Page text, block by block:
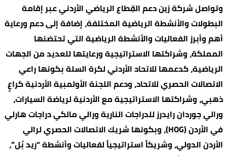
وتواصل شركة زين دعم القِطاع الرياضي الأردني عبر إقامة
البطولات والأنشطة الرياضية المختلفة، إضافة إلى دعم ورعاية
أهم وأبرز الفعاليات والأنشطة الرياضية التي تحتضنها
المملكة، وشراكتها الاستراتيجية ورعايتها للعديد من الجهات
الرياضية، كدعمها للاتحاد الأردني لكرة السلة بكونها راعي
الاتصالات الحصري للاتحاد، ودعم اللجنة الأولمبية الأردنية كراعٍ
ذهبي، وشراكتها الاستراتيجية مع الأردنية لرياضة السيارات،
ورالي جوردان رايدرز للدراجات النارية ورالي مالكي دراجات هارلي
في الأردن (HOG)، وبكونها شريك الاتصالات الحصري لرالي
الأردن الدولي، وشريكاً استراتيجياً لفعاليات وأنشطة “ريد بُل”،